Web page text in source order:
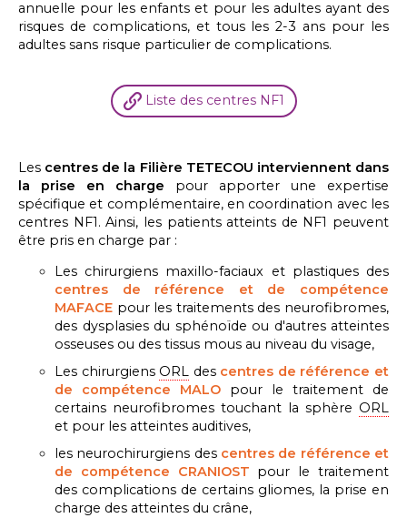
annuelle pour les enfants et pour les adultes ayant des
risques de complications, et tous les 2-3 ans pour les
adultes sans risque particulier de complications.
Liste des centres NF1
Les centres de la Filière TETECOU interviennent dans
la prise en charge pour apporter une expertise
spécifique et complémentaire, en coordination avec les
centres NF1. Ainsi, les patients atteints de NF1 peuvent
être pris en charge par :
Les chirurgiens maxillo-faciaux et plastiques des
centres de référence et de compétence
MAFACE pour les traitements des neurofibromes,
des dysplasies du sphénoïde ou d'autres atteintes
osseuses ou des tissus mous au niveau du visage,
Les chirurgiens ORL des centres de référence et
de compétence MALO pour le traitement de
certains neurofibromes touchant la sphère ORL
et pour les atteintes auditives,
les neurochirurgiens des centres de référence et
de compétence CRANIOST pour le traitement
des complications de certains gliomes, la prise en
charge des atteintes du crâne,